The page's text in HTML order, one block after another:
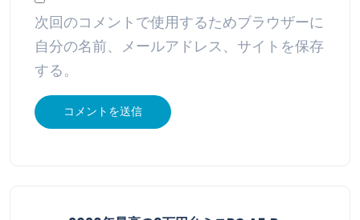
次回のコメントで使用するためブラウザーに
自分の名前、メールアドレス、サイトを保存
する。